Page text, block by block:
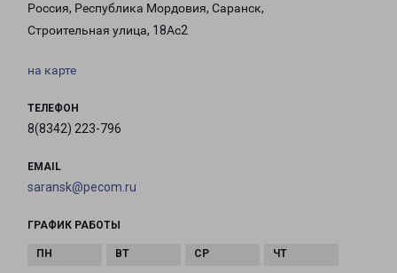
Россия, Республика Мордовия, Саранск,
Строительная улица, 18Ас2
на карте
ТЕЛЕФОН
8(8342) 223-796
EMAIL
saransk@pecom.ru
ГРАФИК РАБОТЫ